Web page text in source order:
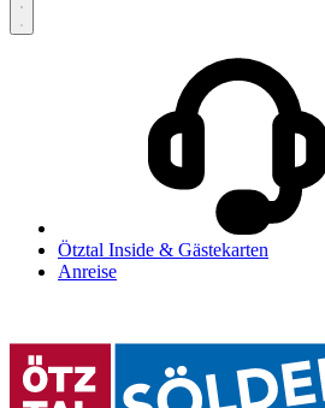
Ötztal Inside & Gästekarten
Anreise